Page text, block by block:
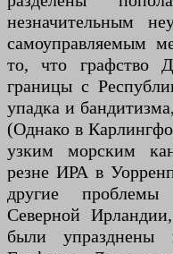
незначительным
самоуправляемым
то, что графство
границы с
упадка и
(Однако в
узким морским
резне ИРА в
другие
Северной
были упразднены